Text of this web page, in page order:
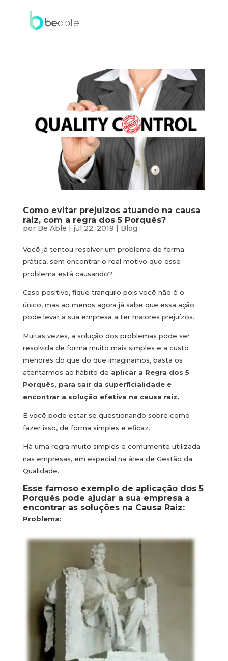
Como evitar prejuízos atuando na causa
raiz, com a regra dos 5 Porquês?
por Be Able jul 22, 2019 Blog
Você já tentou resolver um problema de forma
prática, sem encontrar o real motivo que esse
problema está causando?
Caso positivo, fique tranquilo pois você não é o
único, mas ao menos agora já sabe que essa ação
pode levar a sua empresa a ter maiores prejuízos.
Muitas vezes, a solução dos problemas pode ser
resolvida de forma muito mais simples e a custo
menores do que do que imaginamos, basta os
atentarmos ao hábito de aplicar a Regra dos 5
Porquês, para sair da superficialidade e
encontrar a solução efetiva na causa raiz.
E você pode estar se questionando sobre como
fazer isso, de forma simples e eficaz.
Há uma regra muito simples e comumente utilizada
nas empresas, em especial na área de Gestão da
Qualidade.
Esse famoso exemplo de aplicação dos 5
Porquês pode ajudar a sua empresa a
encontrar as soluções na Causa Raiz:
Problema: